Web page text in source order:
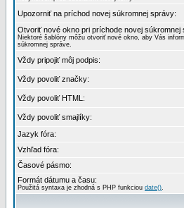
Upozorniť na príchod novej súkromnej správy:
Otvoriť nové okno pri príchode novej súkromnej
Niektoré šablóny môžu otvoriť nové okno, aby Vás
súkromnej správe.
Vždy pripojiť môj podpis:
Vždy povoliť značky:
Vždy povoliť HTML:
Vždy povoliť smajlíky:
Jazyk fóra:
Vzhľad fóra:
Časové pásmo:
Formát dátumu a času:
Použitá syntaxa je zhodná s PHP funkciou date().